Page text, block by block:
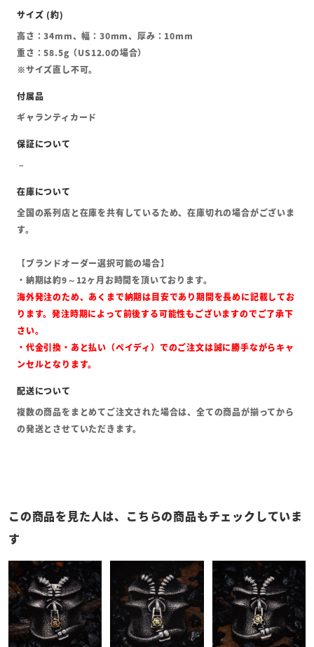
高さ：34mm、幅：30mm、厚み：10mm
重さ：58.5g（US12.0の場合）
※サイズ直し不可。
ギャランティカード
全国の系列店と在庫を共有しているため、在庫切れの場合がございま
す。
【ブランドオーダー選択可能の場合】
・納期は約9～12ヶ月お時間を頂いております。
海外発注のため、あくまで納期は目安であり期間を長めに記載してお
ります。発注時期によって前後する可能性もございますのでご了承下
さい。
・代金引換・あと払い（ペイディ）でのご注文は誠に勝手ながらキャ
ンセルとなります。
複数の商品をまとめてご注文された場合は、全ての商品が揃ってから
の発送とさせていただきます。
この商品を見た人は、こちらの商品もチェックしていま
す